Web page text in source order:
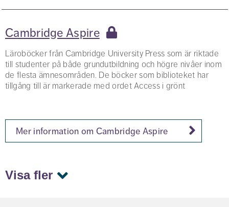
Cambridge Aspire
Läroböcker från Cambridge University Press som är riktade
till studenter på både grundutbildning och högre nivåer inom
de flesta ämnesområden. De böcker som biblioteket har
tillgång till är markerade med ordet Access i grönt
Mer information om Cambridge Aspire
Visa fler